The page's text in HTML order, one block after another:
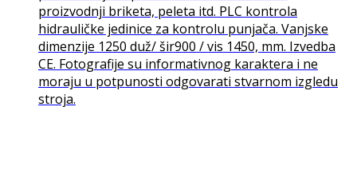
proizvodnji briketa, peleta itd. PLC kontrola
hidrauličke jedinice za kontrolu punjača. Vanjske
dimenzije 1250 duž/ šir900 / vis 1450, mm. Izvedba
CE. Fotografije su informativnog karaktera i ne
moraju u potpunosti odgovarati stvarnom izgledu
stroja.